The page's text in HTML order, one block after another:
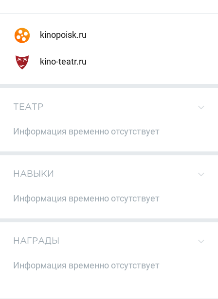
kinopoisk.ru
kino-teatr.ru
ТЕАТР
Информация временно отсутствует
НАВЫКИ
Информация временно отсутствует
НАГРАДЫ
Информация временно отсутствует